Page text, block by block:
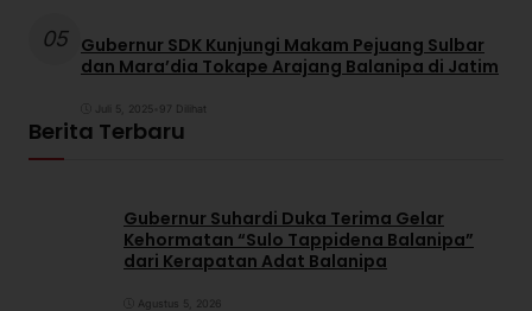
05 Gubernur SDK Kunjungi Makam Pejuang Sulbar
dan Mara’dia Tokape Arajang Balanipa di Jatim
Juli 5, 2025 97 Dilihat
Berita Terbaru
Gubernur Suhardi Duka Terima Gelar
Kehormatan “Sulo Tappidena Balanipa”
dari Kerapatan Adat Balanipa
Agustus 5, 2026